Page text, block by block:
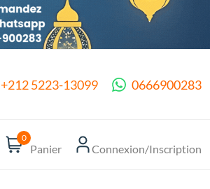
+212 5223-13099 0666900283
0
Panier Connexion/Inscription